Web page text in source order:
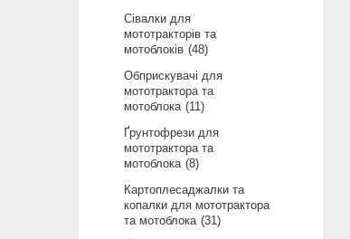
Сівалки для
мототракторів та
мотоблоків 48
Обприскувачі для
мототрактора та
мотоблока
11
Ґрунтофрези для
мототрактора та
мотоблока 8
Картоплесаджалки та
копалки для мототрактора
та мотоблока 31